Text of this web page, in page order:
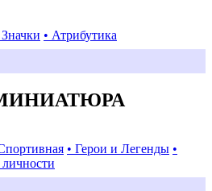
Значки • Атрибутика
• Герои и Легенды •